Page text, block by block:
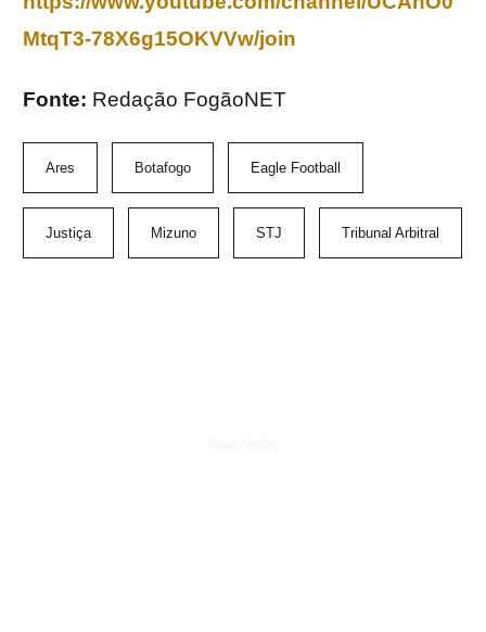
MtqT3-78X6g15OKVVw/join
Fonte: Redação FogãoNET
Ares Botafogo Eagle Football
Justiça Mizuno STJ Tribunal Arbitral